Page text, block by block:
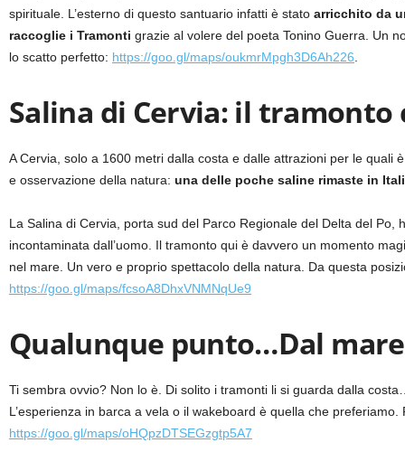
spirituale. L’esterno di questo santuario infatti è stato arricchito da
raccoglie i Tramonti grazie al volere del poeta Tonino Guerra. Un
lo scatto perfetto: https://goo.gl/maps/oukmrMpgh3D6Ah226
Salina di Cervia: il
A Cervia, solo a 1600 metri dalla costa e dalle attrazioni per le quali
e osservazione della natura: una delle poche saline rimaste in
La Salina di Cervia, porta sud del Parco Regionale del Delta del
incontaminata dall’uomo. Il tramonto qui è davvero un momento
nel mare. Un vero e proprio spettacolo della natura. Da questa
https://goo.gl/maps/fcsoA8DhxVNMNqUe9
Qualunque punto…Dal mare
Ti sembra ovvio? Non lo è. Di solito i tramonti li si guarda dalla
L’esperienza in barca a vela o il wakeboard è quella che
https://goo.gl/maps/oHQpzDTSEGzgtp5A7